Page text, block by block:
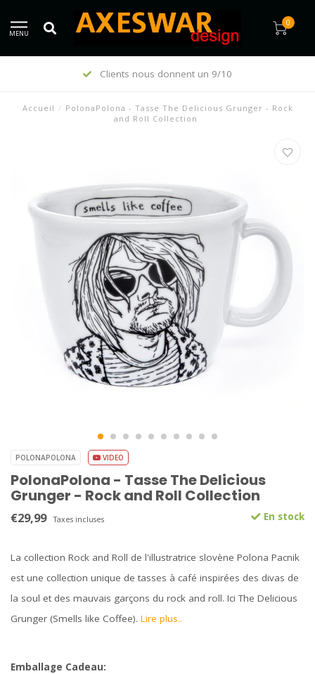
MENU
0
Clients nous donnent un 9/10
Accueil / PolonaPolona - Tasse The Delicious Grunger - Rock
and Roll Collection
POLONAPOLONA VIDEO
PolonaPolona - Tasse The Delicious
Grunger - Rock and Roll Collection
€29,99 Taxes incluses En stock
La collection Rock and Roll de l'illustratrice slovène Polona Pacnik
est une collection unique de tasses à café inspirées des divas de
la soul et des mauvais garçons du rock and roll. Ici The Delicious
Grunger (Smells like Coffee). Lire plus..
Emballage Cadeau: